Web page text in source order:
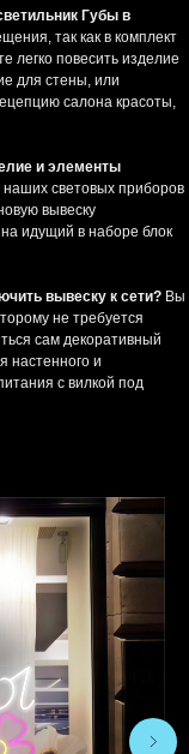
Губы в
так как в комплект
легко повесить изделие
для стены, или
салона красоты,
и элементы
световых приборов
вывеску
идущий в наборе блок
вывеску к сети? Вы
не требуется
сам декоративный
настенного и
с вилкой под